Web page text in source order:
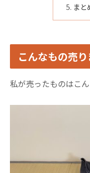
まと
こんなもの売
私が売ったものはこ